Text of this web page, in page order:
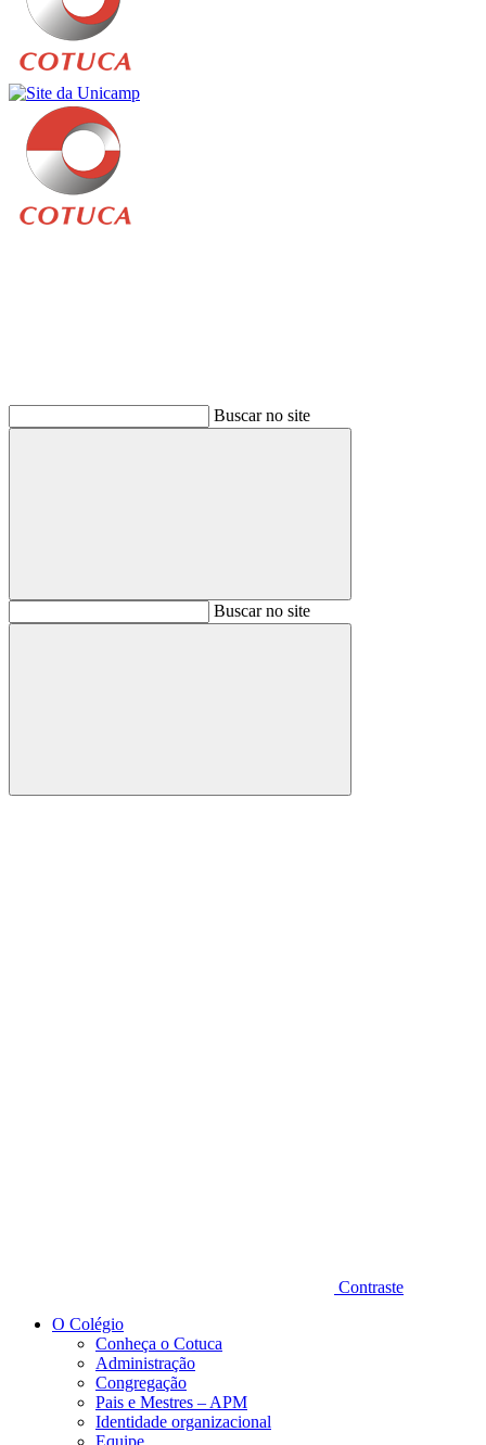
Buscar no site
BuscarBuscar no site
Buscar
Contraste
O Colégio
Conheça o Cotuca
Administração
Congregação
Pais e Mestres – APM
Identidade organizacional
Equipe